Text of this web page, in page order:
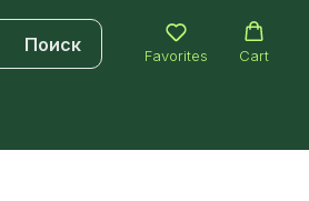
Поиск
Favorites Cart